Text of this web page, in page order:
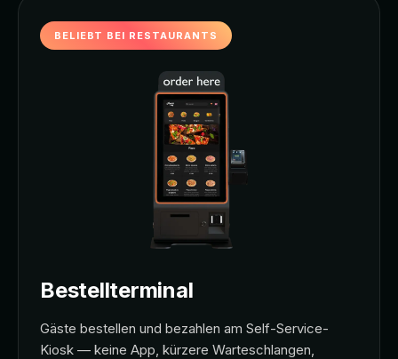
BELIEBT BEI RESTAURANTS
Bestellterminal
Gäste bestellen und bezahlen am Self-Service-
Kiosk — keine App, kürzere Warteschlangen,